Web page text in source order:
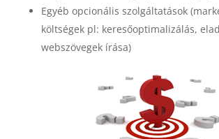
Egyéb opcionális szolgáltatások
költségek pl: keresőoptimalizálás,
webszövegek írása)